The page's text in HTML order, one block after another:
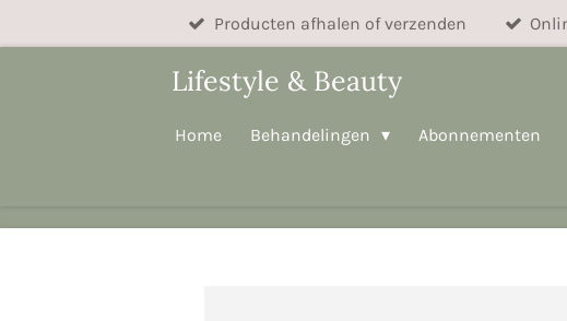
Producten afhalen of verzenden
Lifestyle & Beauty
Home Behandelingen Abonnementen